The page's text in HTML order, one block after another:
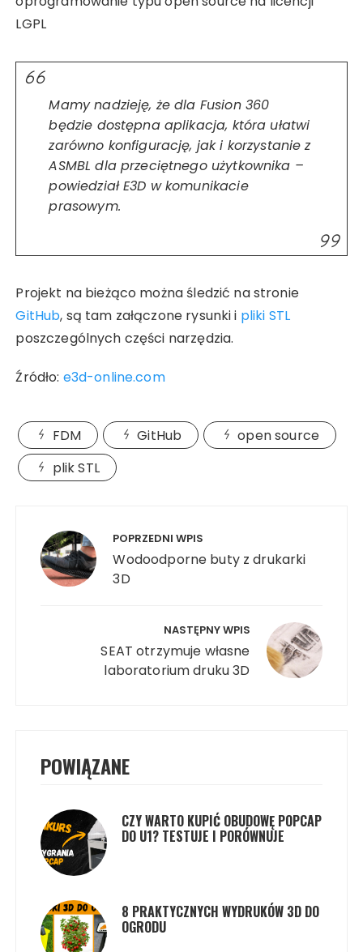
LGPL
Mamy nadzieję, że dla Fusion 360
będzie dostępna aplikacja, która ułatwi
zarówno konfigurację, jak i korzystanie z
ASMBL dla przeciętnego użytkownika –
powiedział E3D w komunikacie
prasowym.
Projekt na bieżąco można śledzić na stronie
GitHub, są tam załączone rysunki i pliki STL
poszczególnych części narzędzia.
Źródło: e3d-online.com
FDM GitHub
open source
plik STL
wpisu POPRZEDNI WPIS
Wodoodporne buty z drukarki
3D
NASTĘPNY WPIS
SEAT otrzymuje własne
laboratorium druku 3D
POWIĄZANE
CZY WARTO KUPIĆ OBUDOWĘ POPCAP
DO U1? TESTUJE I PORÓWNUJE
8 PRAKTYCZNYCH WYDRUKÓW 3D DO
OGRODU